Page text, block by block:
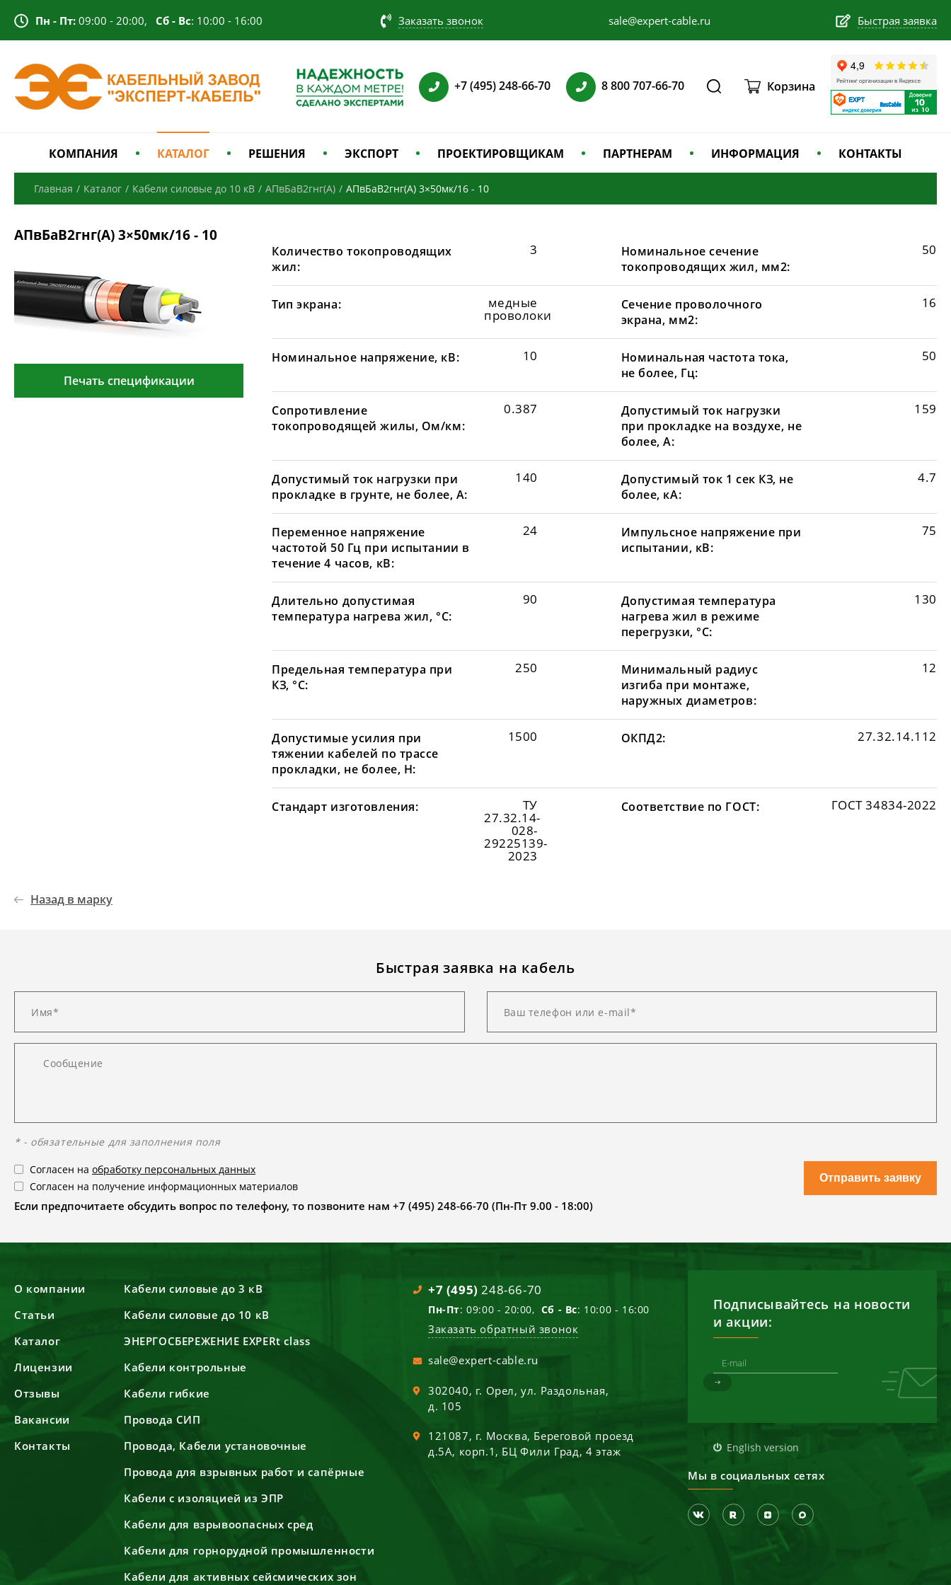
Пн - Пт: 09:00 - 20:00, Сб - Вс: 10:00 - 16:00 Заказать звонок sale@expert-cable.ru Быстрая заявка
+7 (495) 248-66-70 8 800 707-66-70 Корзина
КОМПАНИЯ КАТАЛОГ РЕШЕНИЯ ЭКСПОРТ ПРОЕКТИРОВЩИКАМ ПАРТНЕРАМ ИНФОРМАЦИЯ КОНТАКТЫ
Главная / Каталог / Кабели силовые до 10 кВ / АПвБаВ2гнг(А) / АПвБаВ2гнг(А) 3×50мк/16 - 10
АПвБаВ2гнг(А) 3×50мк/16 - 10
Печать спецификации
Количество токопроводящих
жил:
3
Номинальное сечение
токопроводящих жил, мм2:
50
Тип экрана: медные
проволоки
Сечение проволочного
экрана, мм2:
16
Номинальное напряжение, кВ: 10
Номинальная частота тока,
не более, Гц:
50
Сопротивление
токопроводящей жилы, Ом/км:
0.387
Допустимый ток нагрузки
при прокладке на воздухе, не
более, А:
159
Допустимый ток нагрузки при
прокладке в грунте, не более, А:
140
Допустимый ток 1 сек КЗ, не
более, кА:
4.7
Переменное напряжение
частотой 50 Гц при испытании в
течение 4 часов, кВ:
24
Импульсное напряжение при
испытании, кВ:
75
Длительно допустимая
температура нагрева жил, °С:
90
Допустимая температура
нагрева жил в режиме
перегрузки, °С:
130
Предельная температура при
КЗ, °С:
250
Минимальный радиус
изгиба при монтаже,
наружных диаметров:
12
Допустимые усилия при
тяжении кабелей по трассе
прокладки, не более, Н:
1500 ОКПД2: 27.32.14.112
Стандарт изготовления: ТУ
27.32.14-
028-
29225139-
2023
Соответствие по ГОСТ: ГОСТ 34834-2022
Назад в марку
Быстрая заявка на кабель
* - обязательные для заполнения поля
Согласен на обработку персональных данных
Согласен на получение информационных материалов
Если предпочитаете обсудить вопрос по телефону, то позвоните нам +7 (495) 248-66-70 (Пн-Пт 9.00 - 18:00)
Отправить заявку
О компании
Статьи
Каталог
Лицензии
Отзывы
Вакансии
Контакты
Кабели силовые до 3 кВ
Кабели силовые до 10 кВ
ЭНЕРГОСБЕРЕЖЕНИЕ EXPERt class
Кабели контрольные
Кабели гибкие
Провода СИП
Провода, Кабели установочные
Провода для взрывных работ и сапёрные
Кабели с изоляцией из ЭПР
Кабели для взрывоопасных сред
Кабели для горнорудной промышленности
Кабели для активных сейсмических зон
+7 (495) 248-66-70
Пн-Пт: 09:00 - 20:00, Сб - Вс: 10:00 - 16:00
Заказать обратный звонок
sale@expert-cable.ru
302040, г. Орел,ул. Раздольная,
д. 105
121087, г. Москва, Береговой проезд
д.5А, корп.1, БЦ Фили Град, 4 этаж
Подписывайтесь на новости
и акции:
English version
Мы в социальных сетях